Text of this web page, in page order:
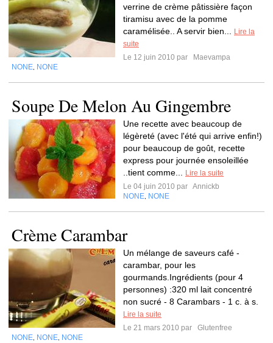
verrine de crème pâtissière façon
tiramisu avec de la pomme
caramélisée.. A servir bien...
Lire la
suite
Le 12 juin 2010 par
Maevampa
NONE NONE
Soupe De Melon Au Gingembre
Une recette avec beaucoup de
légèreté (avec l'été qui arrive enfin!)
pour beaucoup de goût, recette
express pour journée ensoleillée
..tient comme...
Lire la suite
Le 04 juin 2010 par Annickb
NONE NONE
Crème Carambar
Un mélange de saveurs café -
carambar, pour les
gourmands.Ingrédients (pour 4
personnes) :320 ml lait concentré
non sucré - 8 Carambars - 1 c. à s.
Lire la suite
Le 21 mars 2010 par
Glutenfree
NONE NONE NONE